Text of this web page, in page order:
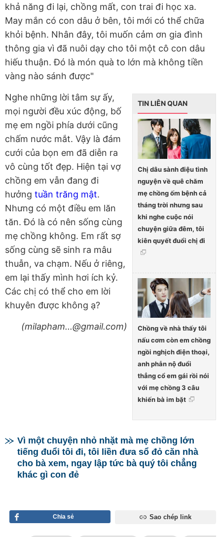
khả năng đi lại, chồng mất, con trai đi học xa.
May mắn có con dâu ở bên, tôi mới có thể chữa
khỏi bệnh. Nhân đây, tôi muốn cảm ơn gia đình
thông gia vì đã nuôi dạy cho tôi một cô con dâu
hiếu thuận. Đó là món quà to lớn mà không tiền
vàng nào sánh được"
TIN LIÊN QUAN
Chị dâu sành điệu tình
nguyện về quê chăm
mẹ chồng ốm bệnh cả
tháng trời nhưng sau
khi nghe cuộc nói
chuyện giữa đêm, tôi
kiên quyết đuổi chị đi
Chồng về nhà thấy tôi
nấu cơm còn em chồng
ngồi nghịch điện thoại,
anh phẫn nộ đuổi
thẳng cổ em gái rồi nói
với mẹ chồng 3 câu
khiến bà im bặt
Nghe những lời tâm sự ấy,
mọi người đều xúc động, bố
mẹ em ngồi phía dưới cũng
chấm nước mắt. Vậy là đám
cưới của bọn em đã diễn ra
vô cùng tốt đẹp. Hiện tại vợ
chồng em vẫn đang đi
hưởng tuần trăng mật.
Nhưng có một điều em lăn
tăn. Đó là có nên sống cùng
mẹ chồng không. Em rất sợ
sống cùng sẽ sinh ra mâu
thuẫn, va chạm. Nếu ở riêng,
em lại thấy mình hơi ích kỷ.
Các chị có thể cho em lời
khuyên được không ạ?
(milapham...@gmail.com)
Vì một chuyện nhỏ nhặt mà mẹ chồng lớn
tiếng đuổi tôi đi, tôi liền đưa sổ đỏ căn nhà
cho bà xem, ngay lập tức bà quý tôi chẳng
khác gì con đẻ
Chia sẻ Sao chép link